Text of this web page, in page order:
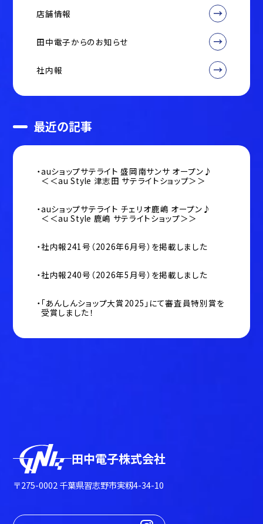
店舗情報
田中電子からのお知らせ
社内報
最近の記事
auショップサテライト 盛岡南サンサ オープン♪
＜＜au Style 津志田 サテライトショップ＞＞
auショップサテライト チェリオ鹿嶋 オープン♪
＜＜au Style 鹿嶋 サテライトショップ＞＞
社内報241号（2026年6月号）を掲載しました
社内報240号（2026年5月号）を掲載しました
「あんしんショップ大賞2025」にて審査員特別賞を
受賞しました！
田中電子株式会社
〒275-0002 千葉県習志野市実籾4-34-10